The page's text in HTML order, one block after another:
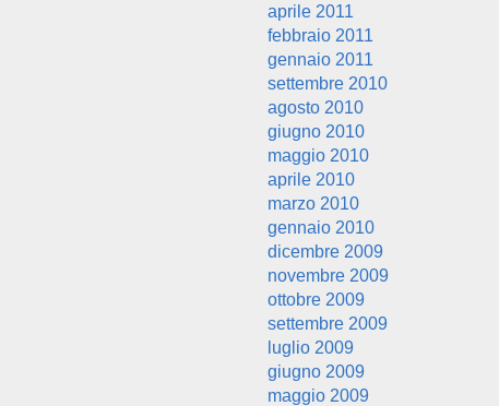
aprile 2011
febbraio 2011
gennaio 2011
settembre 2010
agosto 2010
giugno 2010
maggio 2010
aprile 2010
marzo 2010
gennaio 2010
dicembre 2009
novembre 2009
ottobre 2009
settembre 2009
luglio 2009
giugno 2009
maggio 2009